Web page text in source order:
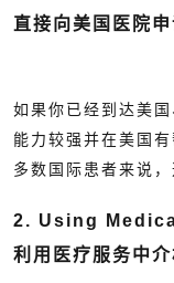
直接向美国医院
如果你已经到达美
能力较强并在美国
多数国际患者来说，
2. Using
利用医疗服务中介